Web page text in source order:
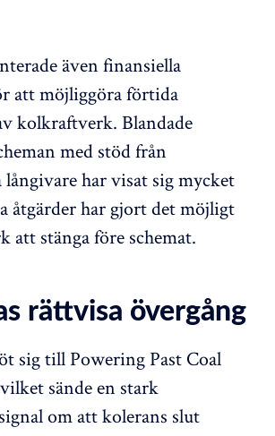
även finansiella
att möjliggöra förtida
kolkraftverk. Blandade
med stöd från
har visat sig mycket
åtgärder har gjort det möjligt
att stänga före schemat.
rättvisa övergång
sig till Powering Past Coal
sände en stark
om att kolerans slut